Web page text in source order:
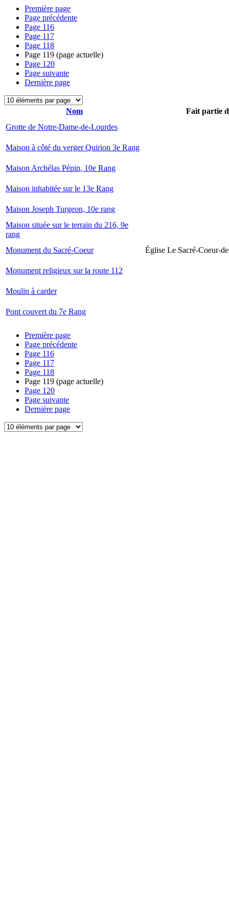
Première page
Page précédente
Page 116
Page 117
Page 118
Page 119 (page actuelle)
Page 120
Page suivante
Dernière page
Nom
Fait partie
Grotte de Notre-Dame-de-Lourdes
Maison à côté du verger Quirion 3e Rang
Maison Archélas Pépin, 10e Rang
Maison inhabitée sur le 13e Rang
Maison Joseph Turgeon, 10e rang
Maison située sur le terrain du 216, 9e
rang
Monument du Sacré-Coeur
Église Le Sacré-Coeur-
Monument religieux sur la route 112
Moulin à carder
Pont couvert du 7e Rang
Première page
Page précédente
Page 116
Page 117
Page 118
Page 119 (page actuelle)
Page 120
Page suivante
Dernière page